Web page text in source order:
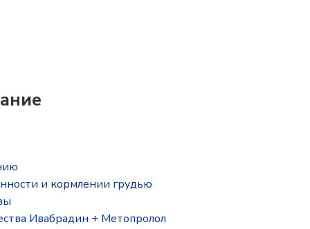
и кормлении грудью
Ивабрадин + Метопролол